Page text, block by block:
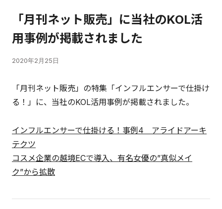
「月刊ネット販売」に当社のKOL活
用事例が掲載されました
2020年2月25日
「月刊ネット販売」の特集「インフルエンサーで仕掛け
る！」に、当社のKOL活用事例が掲載されました。
インフルエンサーで仕掛ける！事例4 アライドアーキ
テクツ
コスメ企業の越境ECで導入、有名女優の”真似メイ
ク”から拡散